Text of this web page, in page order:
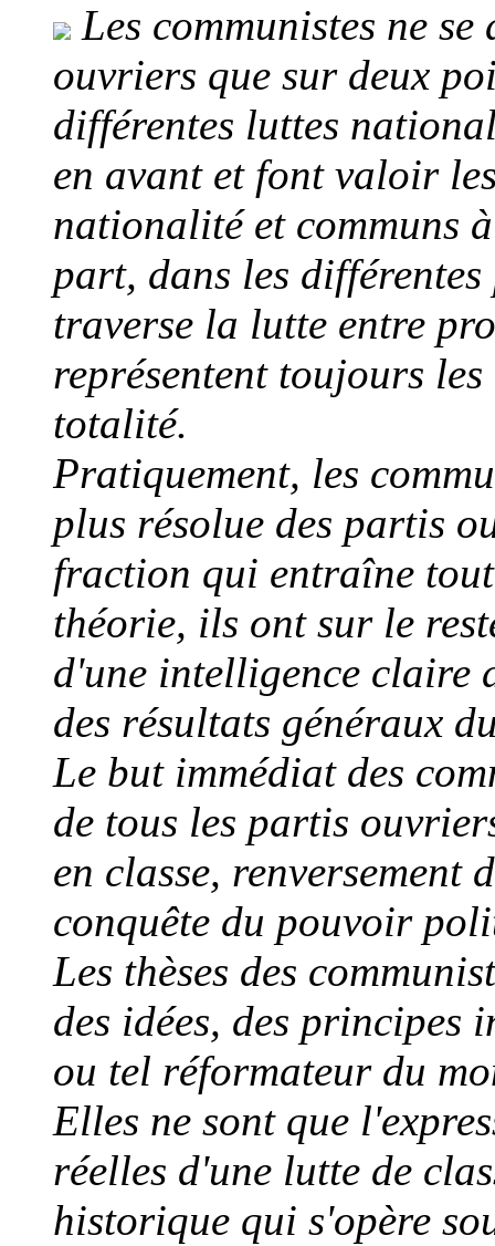
Les communistes ne
ouvriers que sur deux
différentes luttes
en avant et font valoir
nationalité et communs
part, dans les différentes
traverse la lutte entre
représentent toujours
totalité.
Pratiquement, les
plus résolue des partis
fraction qui entraîne
théorie, ils ont sur le
d'une intelligence claire
des résultats généraux
Le but immédiat des
de tous les partis
en classe,
conquête du pouvoir
Les thèses des
des idées, des principes
ou tel réformateur du
Elles ne sont que
réelles d'une lutte de
historique qui s'opère